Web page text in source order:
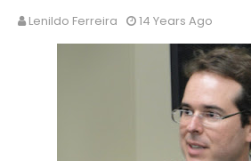
Lenildo Ferreira 14 Years Ago